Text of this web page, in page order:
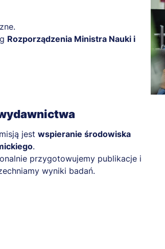
Rozporządzenia Ministra Nauki i
jest wspieranie środowiska
.
przygotowujemy publikacje i
wyniki badań.